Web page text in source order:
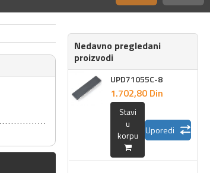
Nedavno pregledani
proizvodi
UPD71055C-8
1.702,80 Din
Stavi
u
korpu
Uporedi